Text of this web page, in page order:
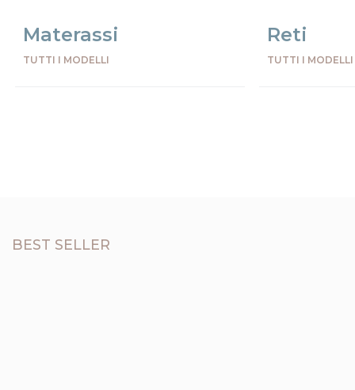
Materassi
TUTTI I MODELLI
Reti
TUTTI I MODELLI
BEST SELLER